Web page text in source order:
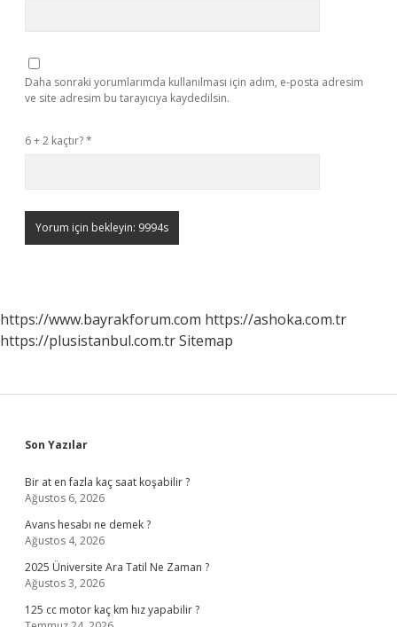
Daha sonraki yorumlarımda kullanılması için adım, e-posta adresim
ve site adresim bu tarayıcıya kaydedilsin.
6 + 2 kaçtır?*
https://www.bayrakforum.com https://ashoka.com.tr
https://plusistanbul.com.trSitemap
Sidebar
Son Yazılar
Bir at en fazla kaç saat koşabilir ?
Ağustos 6, 2026
Avans hesabı ne demek ?
Ağustos 4, 2026
2025 Üniversite Ara Tatil Ne Zaman ?
Ağustos 3, 2026
125 cc motor kaç km hız yapabilir ?